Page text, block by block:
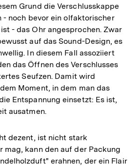
Grund die Verschlusskappe
noch bevor ein olfaktorischer
- das Ohr angesprochen. Zwar
auf das Sound-Design, es
In diesem Fall assoziiert
das Öffnen des Verschlusses
Seufzen. Damit wird
Moment, in dem man das
Entspannung einsetzt: Es ist,
ausatmen.
dezent, ist nicht stark
mag, kann den auf der Packung
erahnen, der ein Flair